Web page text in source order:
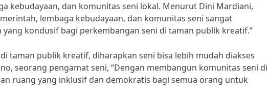
kebudayaan, dan komunitas seni lokal. Menurut Dini Mardiani,
lembaga kebudayaan, dan komunitas seni sangat
kondusif bagi perkembangan seni di taman publik kreatif.”
taman publik kreatif, diharapkan seni bisa lebih mudah diakses
seorang pengamat seni, “Dengan membangun komunitas seni di
ruang yang inklusif dan demokratis bagi semua orang untuk